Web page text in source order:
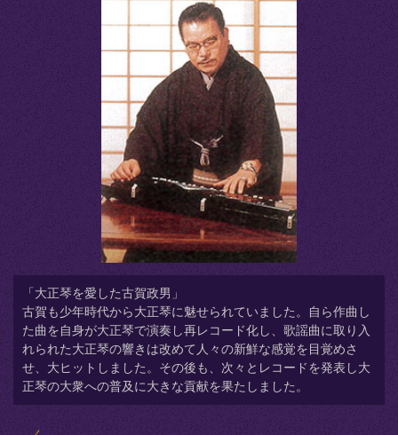
「大正琴を愛した古賀政男」
古賀も少年時代から大正琴に魅せられていました。自ら作曲し
た曲を自身が大正琴で演奏し再レコード化し、歌謡曲に取り入
れられた大正琴の響きは改めて人々の新鮮な感覚を目覚めさ
せ、大ヒットしました。その後も、次々とレコードを発表し大
正琴の大衆への普及に大きな貢献を果たしました。